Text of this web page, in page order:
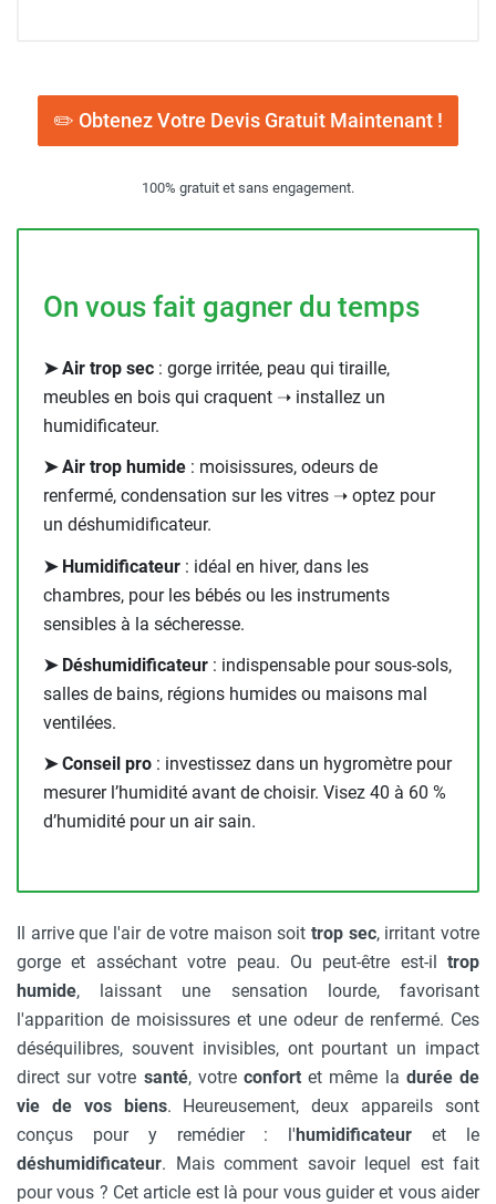
✏️ Obtenez Votre Devis Gratuit Maintenant !
100% gratuit et sans engagement.
On vous fait gagner du temps
➤ Air trop sec : gorge irritée, peau qui tiraille,
meubles en bois qui craquent ➝ installez un
humidificateur.
➤ Air trop humide : moisissures, odeurs de
renfermé, condensation sur les vitres ➝ optez pour
un déshumidificateur.
➤ Humidificateur : idéal en hiver, dans les
chambres, pour les bébés ou les instruments
sensibles à la sécheresse.
➤ Déshumidificateur : indispensable pour sous-sols,
salles de bains, régions humides ou maisons mal
ventilées.
➤ Conseil pro : investissez dans un hygromètre pour
mesurer l’humidité avant de choisir. Visez 40 à 60 %
d’humidité pour un air sain.
Il arrive que l'air de votre maison soittrop sec, irritant votre
gorge et asséchant votre peau. Ou peut-être est-il trop
humide, laissant une sensation lourde, favorisant
l'apparition de moisissures et une odeur de renfermé. Ces
déséquilibres, souvent invisibles, ont pourtant un impact
direct sur votre santé, votreconfort et même la durée de
vie de vos biens. Heureusement, deux appareils sont
conçus pour y remédier : l' humidificateur et le
déshumidificateur. Mais comment savoir lequel est fait
pour vous ? Cet article est là pour vous guider et vous aider